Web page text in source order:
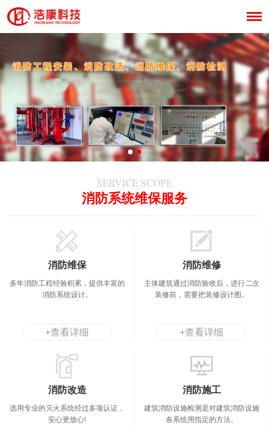
SERVICE SCOPE
消防系统维保服务
消防维保
多年消防工程经验积累，提供丰富的
消防系统设计。
+查看详细
消防维修
主体建筑通过消防验收后，进行二次
装修前，需要把装修设计图。
+查看详细
消防改造
选用专业的灭火系统经过多项认证，
安心更放心!
消防施工
建筑消防设施检测是对建筑消防设施
各系统用指定的方法。